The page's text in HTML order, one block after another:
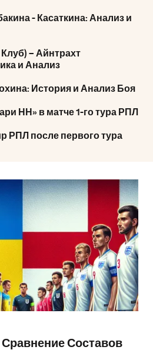
- Касаткина: Анализ и
– Айнтрахт
и Анализ
История и Анализ Боя
НН» в матче 1-го тура РПЛ
РПЛ после первого тура
Составов